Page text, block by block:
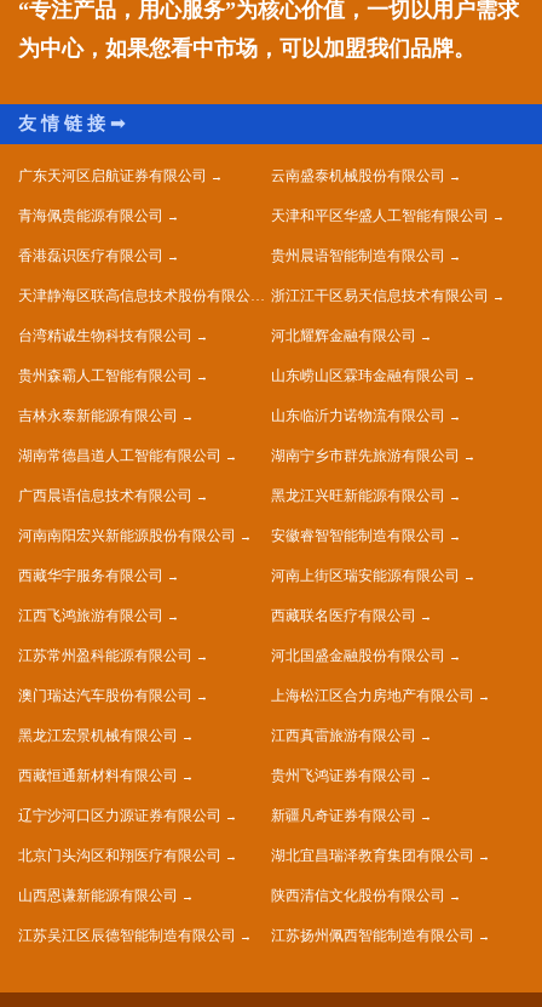
“专注产品，用心服务”为核心价值，一切以用户需求
为中心，如果您看中市场，可以加盟我们品牌。
广东天河区启航证券有限公司 云南盛泰机械股份有限公司
青海佩贵能源有限公司 天津和平区华盛人工智能有限公司
香港磊识医疗有限公司 贵州晨语智能制造有限公司
天津静海区联高信息技术股份有限公司 浙江江干区易天信息技术有限公司
台湾精诚生物科技有限公司 河北耀辉金融有限公司
贵州森霸人工智能有限公司 山东崂山区霖玮金融有限公司
吉林永泰新能源有限公司 山东临沂力诺物流有限公司
湖南常德昌道人工智能有限公司 湖南宁乡市群先旅游有限公司
广西晨语信息技术有限公司 黑龙江兴旺新能源有限公司
河南南阳宏兴新能源股份有限公司 安徽睿智智能制造有限公司
西藏华宇服务有限公司 河南上街区瑞安能源有限公司
江西飞鸿旅游有限公司 西藏联名医疗有限公司
江苏常州盈科能源有限公司 河北国盛金融股份有限公司
澳门瑞达汽车股份有限公司 上海松江区合力房地产有限公司
黑龙江宏景机械有限公司 江西真雷旅游有限公司
西藏恒通新材料有限公司 贵州飞鸿证券有限公司
辽宁沙河口区力源证券有限公司 新疆凡奇证券有限公司
北京门头沟区和翔医疗有限公司 湖北宜昌瑞泽教育集团有限公司
山西恩谦新能源有限公司 陕西清信文化股份有限公司
江苏吴江区辰德智能制造有限公司 江苏扬州佩西智能制造有限公司